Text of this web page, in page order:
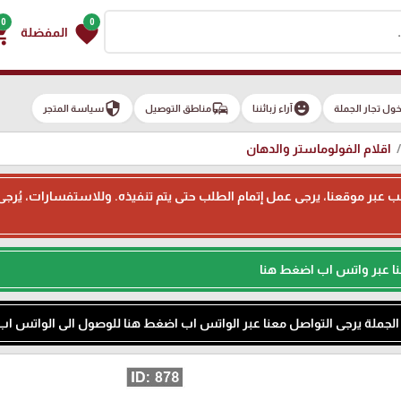
0
favorite المفضلة
0
تجار الجملة emoji_emotionsآراء زبائننا commuteمناطق التوصيل securityسياسة المتجر
اقلام الفولوماستر والدهان
طلب عبر موقعنا، يرجى عمل إتمام الطلب حتى يتم تنفيذه. وللاستفسارات،
عبر واتس اب اضغط هنا
الجملة يرجى التواصل معنا عبر الواتس اب اضغط هنا للوصول الى الواتس